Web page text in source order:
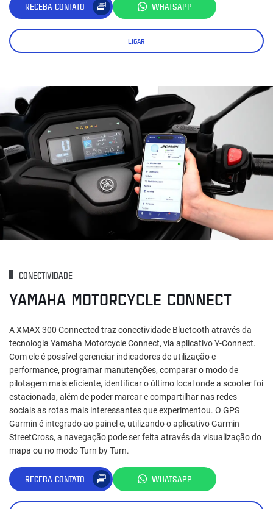
RECEBA CONTATO WHATSAPP
LIGAR
CONECTIVIDADE
YAMAHA MOTORCYCLE CONNECT
A XMAX 300 Connected traz conectividade Bluetooth através da
tecnologia Yamaha Motorcycle Connect, via aplicativo Y-Connect.
Com ele é possível gerenciar indicadores de utilização e
performance, programar manutenções, comparar o modo de
pilotagem mais eficiente, identificar o último local onde a scooter foi
estacionada, além de poder marcar e compartilhar nas redes
sociais as rotas mais interessantes que experimentou. O GPS
Garmin é integrado ao painel e, utilizando o aplicativo Garmin
StreetCross, a navegação pode ser feita através da visualização do
mapa ou no modo Turn by Turn.
RECEBA CONTATO WHATSAPP